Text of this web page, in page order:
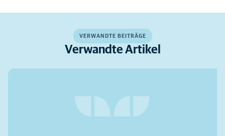
VERWANDTE BEITRÄGE
Verwandte Artikel